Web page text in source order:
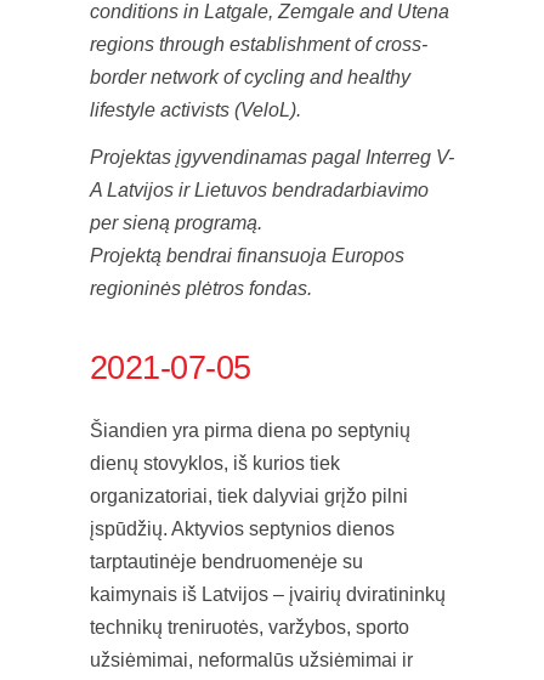
conditions in Latgale, Zemgale and Utena
regions through establishment of cross-
border network of cycling and healthy
lifestyle activists (VeloL).
Projektas įgyvendinamas pagal Interreg V-
A Latvijos ir Lietuvos bendradarbiavimo
per sieną programą.
Projektą bendrai finansuoja Europos
regioninės plėtros fondas.
2021-07-05
Šiandien yra pirma diena po septynių
dienų stovyklos, iš kurios tiek
organizatoriai, tiek dalyviai grįžo pilni
įspūdžių. Aktyvios septynios dienos
tarptautinėje bendruomenėje su
kaimynais iš Latvijos – įvairių dviratininkų
technikų treniruotės, varžybos, sporto
užsiėmimai, neformalūs užsiėmimai ir